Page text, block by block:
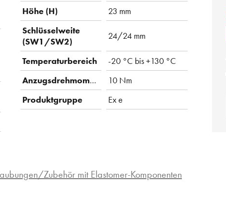
Höhe (H)
23 mm
Schlüsselweite
(SW1/SW2)
24/24 mm
Temperaturbereich
-20 °C bis +130 °C
Anzugsdrehmoment
10 Nm
Produktgruppe
Ex e
Zubehör mit Elastomer-Komponenten